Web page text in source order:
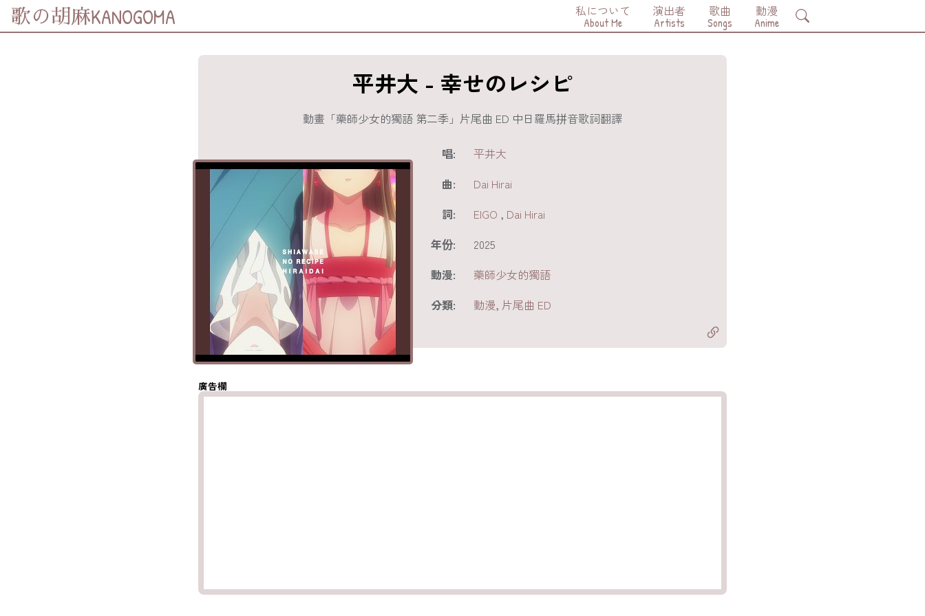
歌の胡麻KANOGOMA 私について
About Me
演出者
Artists
歌曲
Songs
動漫
Anime
Search
平井大 - 幸せのレシピ
動畫「藥師少女的獨語 第二季」片尾曲 ED 中日羅馬拼音歌詞翻譯
唱:
平井大
曲:
Dai Hirai
詞:
EIGO , Dai Hirai
年份:
2025
動漫:
藥師少女的獨語
分類:
動漫, 片尾曲 ED
Facebook
分享至 X
(Twitter)
分享至
Whatsapp
複製鏈結
廣告欄